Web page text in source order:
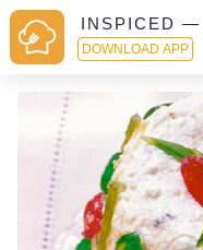
INSPICED —
DOWNLOAD APP